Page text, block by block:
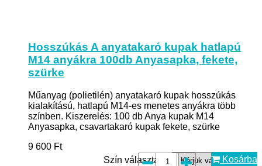
Hosszúkás A anyatakaró kupak hatlapú
M14 anyákra 100db Anyasapka, fekete,
szürke
Műanyag (polietilén) anyatakaró kupak hosszúkás
kialakítású, hatlapú M14-es menetes anyákra több
színben. Kiszerelés: 100 db Anya kupak M14
Anyasapka, csavartakaró kupak fekete, szürke
9 600 Ft
Szín választás*:
Kosárba